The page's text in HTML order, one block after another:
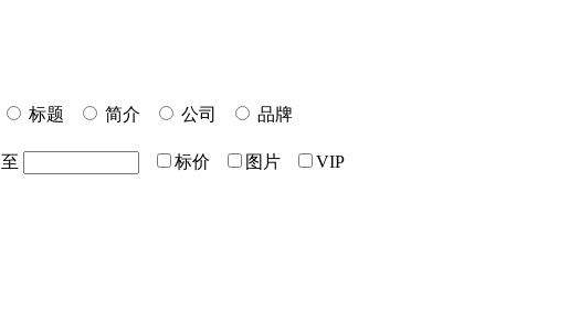
标题 简介 公司
品牌
至 标价 图片
VIP